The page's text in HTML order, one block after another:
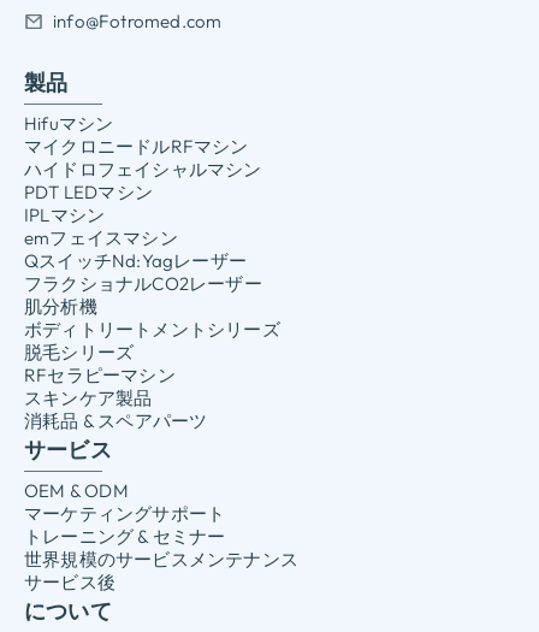
info@Fotromed.com
製品
Hifuマシン
マイクロニードルRFマシン
ハイドロフェイシャルマシン
PDT LEDマシン
IPLマシン
emフェイスマシン
QスイッチNd:Yagレーザー
フラクショナルCO2レーザー
肌分析機
ボディトリートメントシリーズ
脱毛シリーズ
RFセラピーマシン
スキンケア製品
消耗品 & スペアパーツ
サービス
OEM & ODM
マーケティングサポート
トレーニング & セミナー
世界規模のサービスメンテナンス
サービス後
について